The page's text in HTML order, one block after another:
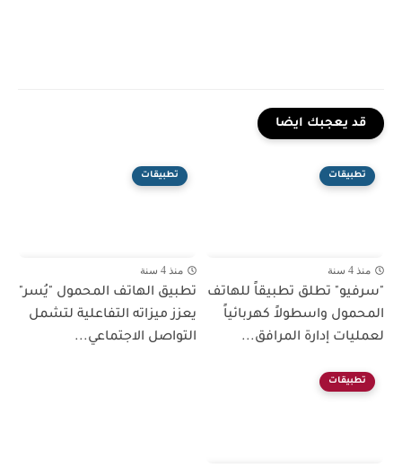
قد يعجبك ايضا
تطبيقات
منذ 4 سنة
"سرفيو" تطلق تطبيقاً للهاتف
المحمول واسطولاً كهربائياً
لعمليات إدارة المرافق...
تطبيقات
منذ 4 سنة
تطبيق الهاتف المحمول "يُسر"
يعزز ميزاته التفاعلية لتشمل
التواصل الاجتماعي...
تطبيقات